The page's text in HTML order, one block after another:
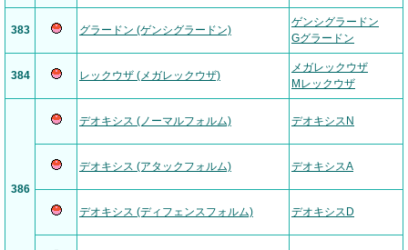
383 グラードン (ゲンシグラードン)
ゲンシグラードン
Gグラードン
384 レックウザ (メガレックウザ)
メガレックウザ
Mレックウザ
386
デオキシス (ノーマルフォルム) デオキシスN
デオキシス (アタックフォルム) デオキシスA
デオキシス (ディフェンスフォルム) デオキシスD